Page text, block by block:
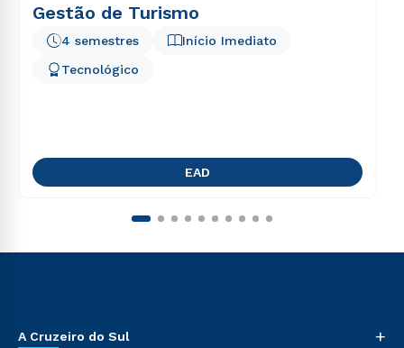
Gestão de Turismo
Início Imediato
4 semestres
Tecnológico
EAD
A Cruzeiro do Sul +